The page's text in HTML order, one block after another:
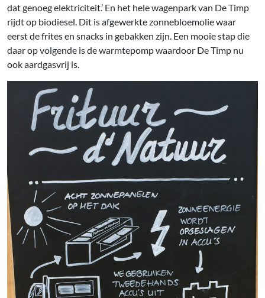
dat genoeg elek­triciteit.’ En het hele wagenpark van De Timp
rijdt op biodiesel. Dit is afgewerkte zonnebloemolie waar
eerst de frites en snacks in gebakken zijn. Een mooie stap die
daar op volgende is de warmtepomp waardoor De Timp nu
ook aardgasvrij is.